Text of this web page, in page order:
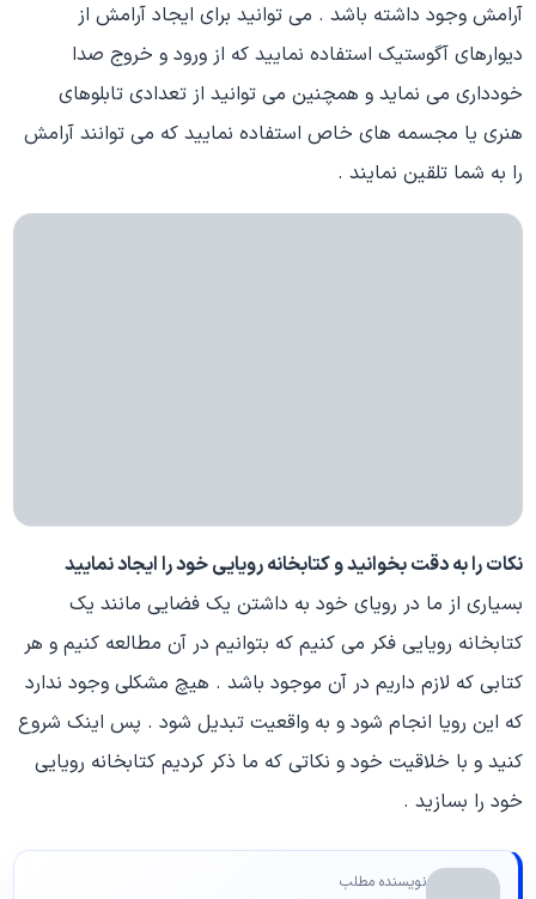
آرامش وجود داشته باشد . می توانید برای ایجاد آرامش از
دیوارهای آگوستیک استفاده نمایید که از ورود و خروج صدا
خودداری می نماید و همچنین می توانید از تعدادی تابلوهای
هنری یا مجسمه های خاص استفاده نمایید که می توانند آرامش
را به شما تلقین نمایند .
نکات را به دقت بخوانید و کتابخانه رویایی خود را ایجاد نمایید
بسیاری از ما در رویای خود به داشتن یک فضایی مانند یک
کتابخانه رویایی فکر می کنیم که بتوانیم در آن مطالعه کنیم و هر
کتابی که لازم داریم در آن موجود باشد . هیچ مشکلی وجود ندارد
که این رویا انجام شود و به واقعیت تبدیل شود . پس اینک شروع
کنید و با خلاقیت خود و نکاتی که ما ذکر کردیم کتابخانه رویایی
خود را بسازید .
نویسنده مطلب